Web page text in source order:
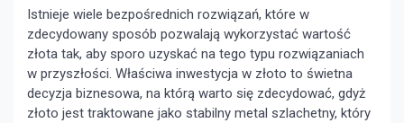
Istnieje wiele bezpośrednich rozwiązań, które w
zdecydowany sposób pozwalają wykorzystać wartość
złota tak, aby sporo uzyskać na tego typu rozwiązaniach
w przyszłości. Właściwa inwestycja w złoto to świetna
decyzja biznesowa, na którą warto się zdecydować, gdyż
złoto jest traktowane jako stabilny metal szlachetny, który